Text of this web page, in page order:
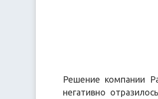
Решение компании
негативно